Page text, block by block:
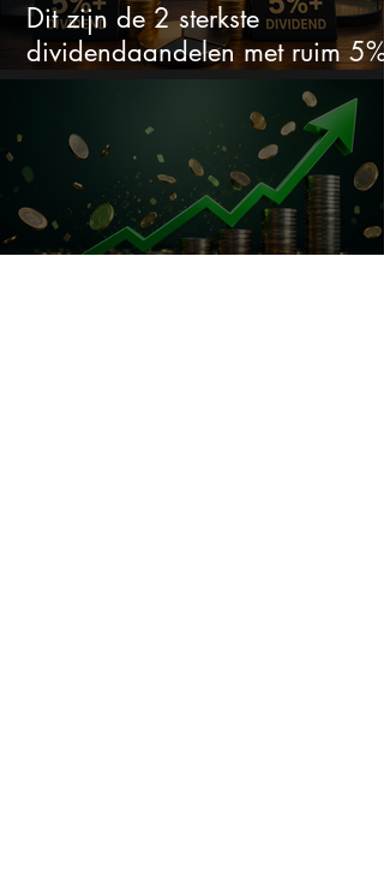
Dit zijn de 2 sterkste
dividendaandelen met ruim 5%